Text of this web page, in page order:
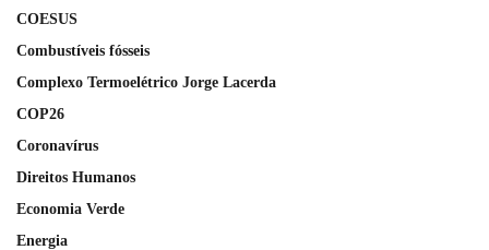
COESUS
Combustíveis fósseis
Complexo Termoelétrico Jorge Lacerda
COP26
Coronavírus
Direitos Humanos
Economia Verde
Energia